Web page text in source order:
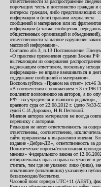
ответственности за распространение
порочащих честь и достоинство граждан
интересы граждан, либо представляющих
информации и (или) правами журналиста:
сообщений и материалов или их
информации (а также сообщения,
общественных организаций и
ответственности за данное нарушение
массовой информации».
Согласно абз.3, п.13 Постановления
«О практике применения судами Закона
вытекающим из содержания
надлежащим ответчиком, поскольку
информации» не вправе вмешиваться в
содержание сообщений и материалов».
Воспользуйтесь «Правом на ответ»
«В соответствии с положением ч.3 ст.196
подлежит возложению на авторов, а по
РФ - на учредителя и главного редактор»,
краевого суда от 22.08.2012 г. (дело №33-
судей С.И.Дорожко, Н.В.Пестовой.
Мнения авторов материалов не всегда
переписку с авторами.
Редакция не несет ответственность за
ответственны, соответственно,
сайте приравнены к выражению мнения.
издание «Дебри-ДВ», ответственность за
Политические опросы/голосования
мнения» Федерального закона от
избирательных прав и права на участие в
считать, там где не указано: лицо (лица),
оплатившее (оплативших) указанную
безвозмездно/бесплатно.
Часовой пояс сервера UTC+11 (AEST),